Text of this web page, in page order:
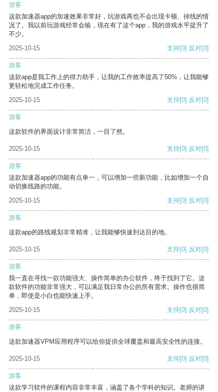
游客
这款加速器app的加速效果非常好，玩游戏再也不会出现卡顿、掉线的情
况了。我以前玩游戏经常会输，现在有了这个app，我的游戏水平提升了
不少。
2025-10-15
支持[0] 反对[0]
游客
这款app是我工作上的得力助手，让我的工作效率提高了50%，让我能够
更轻松地完成工作任务。
2025-10-15
支持[0] 反对[0]
游客
这款软件的界面设计非常简洁，一目了然。
2025-10-15 支持[0] 反对[0]
游客
这款加速器app的功能有点单一，可以增加一些新功能，比如增加一个自
动切换线路的功能。
2025-10-15
支持[0] 反对[0]
游客
这款app的路线规划非常精准，让我能够快速到达目的地。
2025-10-15 支持[0] 反对[0]
游客
我一直在寻找一款功能强大、操作简单的办公软件，终于找到了它。这
款软件的功能非常强大，可以满足我日常办公的所有需求。操作也很简
单，即使是小白也能快速上手。
2025-10-15
支持[0] 反对[0]
游客
这款加速器VPM应用程序可以给你提供全球覆盖和最高安全性的连接。
2025-10-15 支持[0] 反对[0]
游客
这款学习软件的课程内容非常丰富，涵盖了各个学科的知识。老师的讲